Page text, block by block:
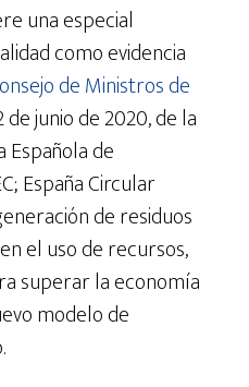
una especial
como evidencia
de Ministros de
junio de 2020, de la
de
España Circular
de residuos
el uso de recursos,
superar la economía
modelo de